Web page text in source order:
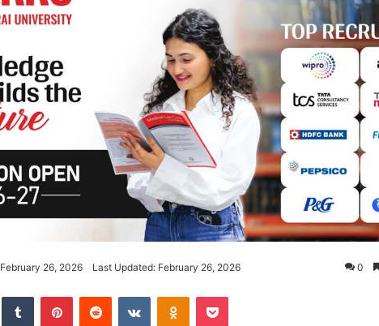
February 26, 2026 Last Updated: February 26, 2026 0